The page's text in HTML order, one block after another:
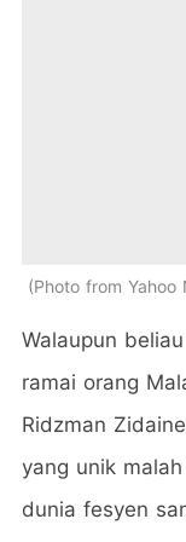
Photo from Yahoo
Walaupun
ramai orang
Ridzman
yang unik
dunia fesyen